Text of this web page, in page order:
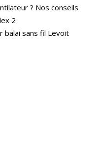
? Nos conseils
2
balai sans fil Levoit